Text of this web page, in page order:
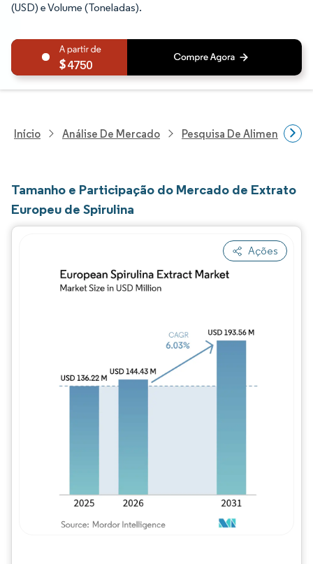
(USD) e Volume (Toneladas).
4750
Início Análise De Mercado Pesquisa De Alimentos E
Tamanho e Participação do Mercado de Extrato
Europeu de Spirulina
Ações